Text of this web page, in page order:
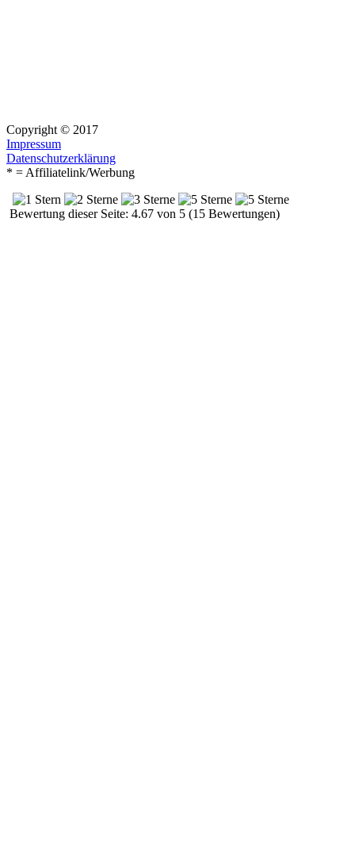
Copyright © 2017
Impressum
Datenschutzerklärung
* = Affiliatelink/Werbung
Bewertung dieser Seite: 4.67 von 5 (15 Bewertungen)